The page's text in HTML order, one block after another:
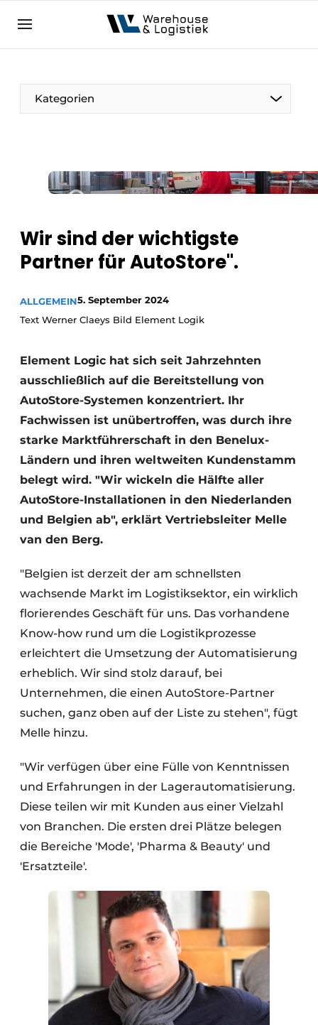
NL EN
Kategorien
Wir sind der wichtigste
Partner für AutoStore".
ALLGEMEIN5. September 2024
Text Werner Claeys Bild Element Logik
Element Logic hat sich seit Jahrzehnten
ausschließlich auf die Bereitstellung von
AutoStore-Systemen konzentriert. Ihr
Fachwissen ist unübertroffen, was durch ihre
starke Marktführerschaft in den Benelux-
Ländern und ihren weltweiten Kundenstamm
belegt wird. "Wir wickeln die Hälfte aller
AutoStore-Installationen in den Niederlanden
und Belgien ab", erklärt Vertriebsleiter Melle
van den Berg.
"Belgien ist derzeit der am schnellsten
wachsende Markt im Logistiksektor, ein wirklich
florierendes Geschäft für uns. Das vorhandene
Know-how rund um die Logistikprozesse
erleichtert die Umsetzung der Automatisierung
erheblich. Wir sind stolz darauf, bei
Unternehmen, die einen AutoStore-Partner
suchen, ganz oben auf der Liste zu stehen", fügt
Melle hinzu.
"Wir verfügen über eine Fülle von Kenntnissen
und Erfahrungen in der Lagerautomatisierung.
Diese teilen wir mit Kunden aus einer Vielzahl
von Branchen. Die ersten drei Plätze belegen
die Bereiche 'Mode', 'Pharma & Beauty' und
'Ersatzteile'.